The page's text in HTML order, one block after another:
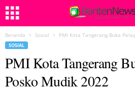
Beranda Sosial PMI Kota Tangerang Buka
SOSIAL
PMI Kota Tangerang
Posko Mudik 2022